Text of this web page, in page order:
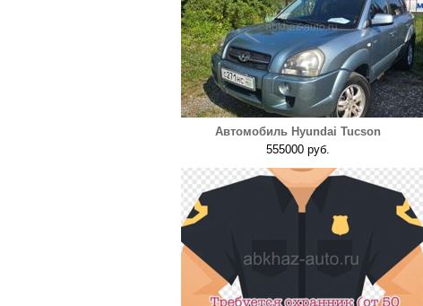
Автомобиль Hyundai Tucson
555000 руб.